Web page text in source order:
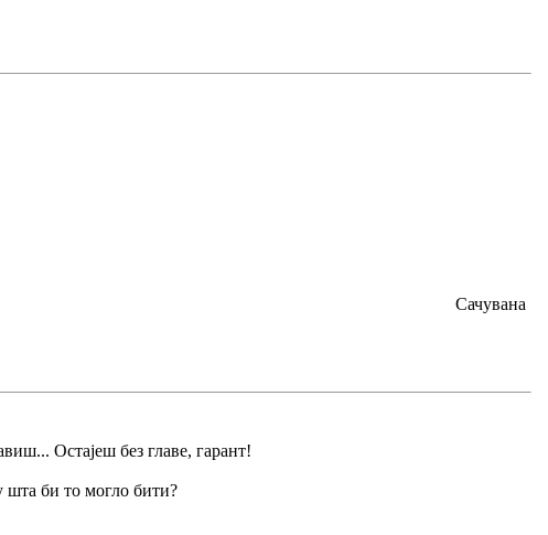
Сачувана
Остајеш без главе, гарант!
шта би то могло бити?